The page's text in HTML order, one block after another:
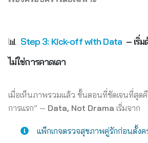
📊 Step 3: Kick-off with Data – เริ่
ไม่ใช่การคาดเดา
เมื่อเห็นภาพรวมแล้ว ขั้นตอนที่ชัดเจนที่สุด
การแรก” — Data, Not Drama เริ่มจาก
แพ็กเกจตรวจสุขภาพคู่รักก่อนตั้งค